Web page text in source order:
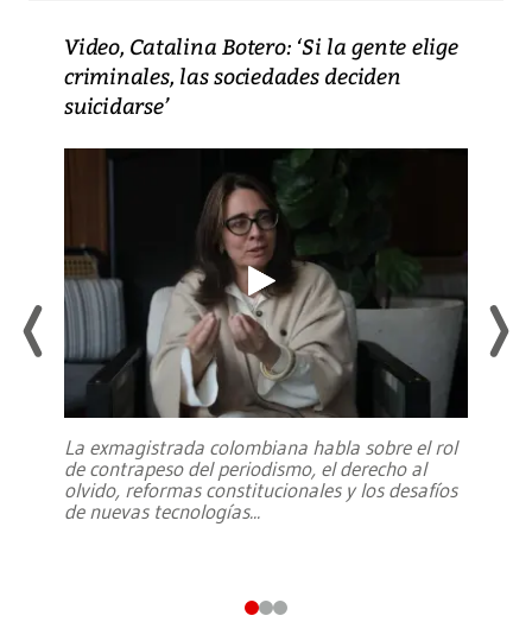
Video, Catalina Botero: ‘Si la gente elige
criminales, las sociedades deciden
suicidarse’
La exmagistrada colombiana habla sobre el rol
de contrapeso del periodismo, el derecho al
olvido, reformas constitucionales y los desafíos
de nuevas tecnologías...